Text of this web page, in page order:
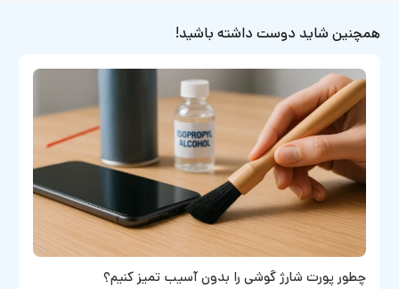
همچنین شاید دوست داشته باشید!
چطور پورت شارژ گوشی را بدون آسیب تمیز کنیم؟